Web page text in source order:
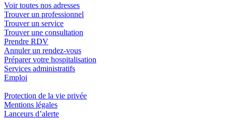
Voir toutes nos adresses
Trouver un professionnel
Trouver un service
Trouver une consultation
Prendre RDV
Annuler un rendez-vous
Préparer votre hospitalisation
Services administratifs
Emploi​
Protection de la vie privée
Mentions légales
Lanceurs d’alerte